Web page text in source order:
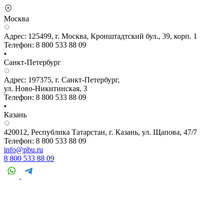
Москва
Адрес: 125499, г. Москва, Кронштадтский бул., 39, корп. 1
Телефон: 8 800 533 88 09
•
Санкт-Петербург
Адрес: 197375, г. Санкт-Петербург,
ул. Ново-Никитинская, 3
Телефон: 8 800 533 88 09
•
Казань
420012, Республика Татарстан, г. Казань, ул. Щапова, 47/7
Телефон: 8 800 533 88 09
info@pbu.ru
8 800 533 88 09